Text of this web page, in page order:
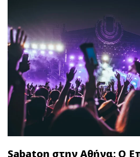
Sabaton στην Αθήνα: Ο